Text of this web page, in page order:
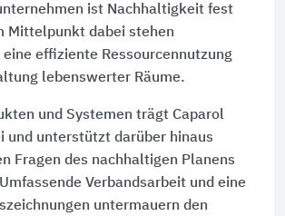
ist Nachhaltigkeit fest
Mittelpunkt dabei stehen
effiziente Ressourcennutzung
lebenswerter Räume.
und Systemen trägt Caparol
und unterstützt darüber hinaus
Fragen des nachhaltigen Planens
Verbandsarbeit und eine
untermauern den